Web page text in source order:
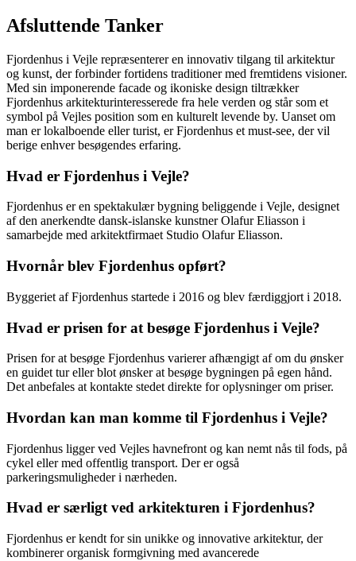
Afsluttende Tanker
Fjordenhus i Vejle repræsenterer en innovativ tilgang til arkitektur
og kunst, der forbinder fortidens traditioner med fremtidens visioner.
Med sin imponerende facade og ikoniske design tiltrækker
Fjordenhus arkitekturinteresserede fra hele verden og står som et
symbol på Vejles position som en kulturelt levende by. Uanset om
man er lokalboende eller turist, er Fjordenhus et must-see, der vil
berige enhver besøgendes erfaring.
Hvad er Fjordenhus i Vejle?
Fjordenhus er en spektakulær bygning beliggende i Vejle, designet
af den anerkendte dansk-islanske kunstner Olafur Eliasson i
samarbejde med arkitektfirmaet Studio Olafur Eliasson.
Hvornår blev Fjordenhus opført?
Byggeriet af Fjordenhus startede i 2016 og blev færdiggjort i 2018.
Hvad er prisen for at besøge Fjordenhus i Vejle?
Prisen for at besøge Fjordenhus varierer afhængigt af om du ønsker
en guidet tur eller blot ønsker at besøge bygningen på egen hånd.
Det anbefales at kontakte stedet direkte for oplysninger om priser.
Hvordan kan man komme til Fjordenhus i Vejle?
Fjordenhus ligger ved Vejles havnefront og kan nemt nås til fods, på
cykel eller med offentlig transport. Der er også
parkeringsmuligheder i nærheden.
Hvad er særligt ved arkitekturen i Fjordenhus?
Fjordenhus er kendt for sin unikke og innovative arkitektur, der
kombinerer organisk formgivning med avancerede